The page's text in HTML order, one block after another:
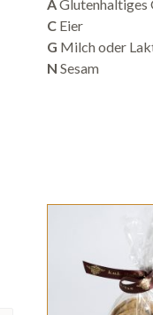
AGlutenhaltiges
C Eier
G Milch oder
N Sesam